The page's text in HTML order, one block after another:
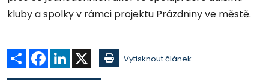
kluby a spolky v rámci projektu Prázdniny ve městě.
Sdílet Facebook
LinkedIn Vytisknout článek